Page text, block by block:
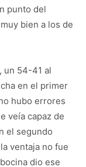
punto del
bien a los de
un 54-41 al
en el primer
hubo errores
veía capaz de
el segundo
ventaja no fue
dio ese